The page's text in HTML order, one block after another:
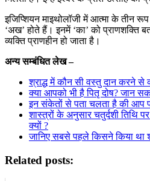
इजिप्शियन माइथोलॉजी में आत्मा के तीन
‘अख’ होते हैं। इनमें ‘का’ को प्राणशक्ति
व्यक्ति प्राणहीन हो जाता है।
अन्य सम्बंधित लेख –
श्राद्ध में कौन सी वस्तु दान करने से
क्या आपको भी है पितृ दोष? जान
इन संकेतों से पता चलता है की आप
शास्त्रों के अनुसार चतुर्दशी तिथि पर
क्यों ?
जानिए सबसे पहले किसने किया था
Related posts: